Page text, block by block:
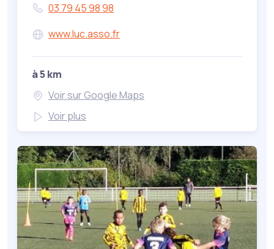
03 79 45 98 98
www.luc.asso.fr
à 5 km
Voir sur Google Maps
Voir plus